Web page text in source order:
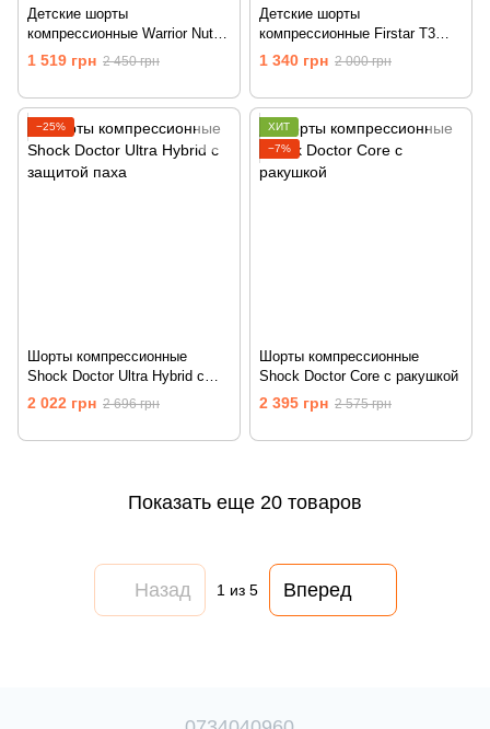
Детские шорты
компрессионные Warrior Nutt
Hutt с защитой паха
1 519 грн 2 450 грн
Детские шорты
компрессионные Firstar T3
Sniper с защитой паха
1 340 грн 2 000 грн
−25%
Шорты компрессионные
Shock Doctor Ultra Hybrid с
защитой паха
2 022 грн 2 696 грн
ХИТ
−7%
Шорты компрессионные
Shock Doctor Core с ракушкой
2 395 грн 2 575 грн
Показать еще 20 товаров
Назад 1из 5 Вперед